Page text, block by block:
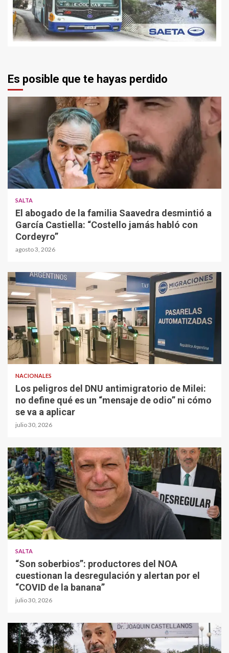
Es posible que te hayas perdido
SALTA
El abogado de la familia Saavedra desmintió a
García Castiella: “Costello jamás habló con
Cordeyro”
agosto 3, 2026
NACIONALES
Los peligros del DNU antimigratorio de Milei:
no define qué es un “mensaje de odio” ni cómo
se va a aplicar
julio 30, 2026
SALTA
“Son soberbios”: productores del NOA
cuestionan la desregulación y alertan por el
“COVID de la banana”
julio 30, 2026